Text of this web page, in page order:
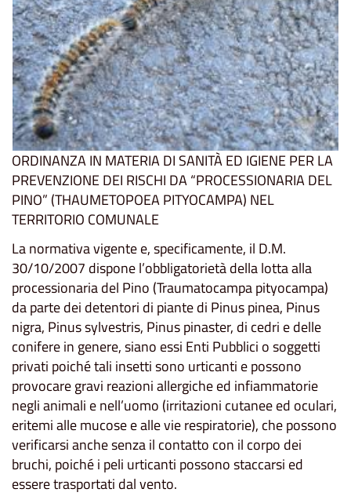
ORDINANZA IN MATERIA DI SANITÀ ED IGIENE PER LA
PREVENZIONE DEI RISCHI DA “PROCESSIONARIA DEL
PINO” (THAUMETOPOEA PITYOCAMPA) NEL
TERRITORIO COMUNALE
La normativa vigente e, specificamente, il D.M.
30/10/2007 dispone l’obbligatorietà della lotta alla
processionaria del Pino (Traumatocampa pityocampa)
da parte dei detentori di piante di Pinus pinea, Pinus
nigra, Pinus sylvestris, Pinus pinaster, di cedri e delle
conifere in genere, siano essi Enti Pubblici o soggetti
privati poiché tali insetti sono urticanti e possono
provocare gravi reazioni allergiche ed infiammatorie
negli animali e nell’uomo (irritazioni cutanee ed oculari,
eritemi alle mucose e alle vie respiratorie), che possono
verificarsi anche senza il contatto con il corpo dei
bruchi, poiché i peli urticanti possono staccarsi ed
essere trasportati dal vento.